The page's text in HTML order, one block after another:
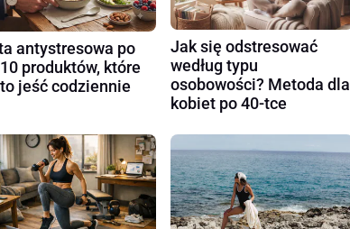
antystresowa po
produktów, które
jeść codziennie
Jak się odstresować
według typu
osobowości? Metoda dla
kobiet po 40-tce